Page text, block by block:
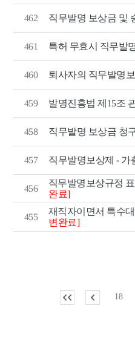
462 직무발명 보상금 및
461 특허 무효시 직무발
460 퇴사자의 직무발명
459 발명진흥법 제15조
458 직무발명 보상금 청
457 직무발명보상제 - 가
456
직무발명보상규정
완료]
455
재직자이면서 특수
변완료]
18